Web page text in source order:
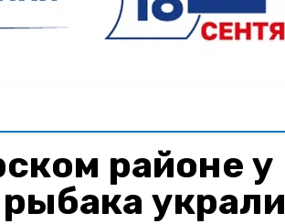
районе у
украли